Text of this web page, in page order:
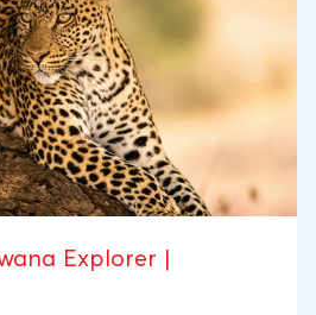
met u aan!
Explorer |